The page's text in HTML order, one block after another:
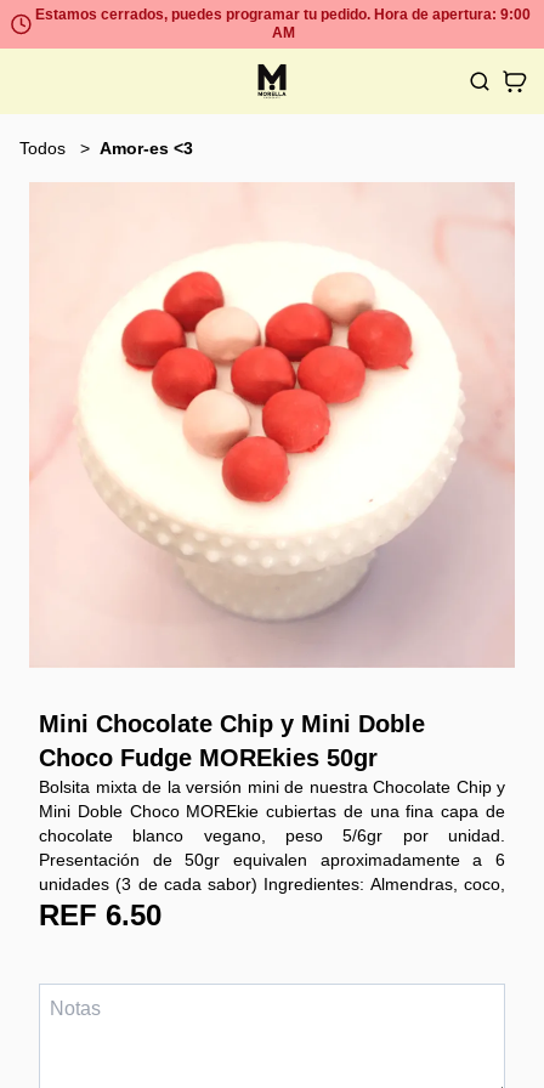
Estamos cerrados, puedes programar tu pedido. Hora de apertura: 9:00
AM
Todos Amor-es <3
Mini Chocolate Chip y Mini Doble
Choco Fudge MOREkies 50gr
Bolsita mixta de la versión mini de nuestra Chocolate Chip y
Mini Doble Choco MOREkie cubiertas de una fina capa de
chocolate blanco vegano, peso 5/6gr por unidad.
Presentación de 50gr equivalen aproximadamente a 6
unidades (3 de cada sabor) Ingredientes: Almendras, coco,
huevos, ghee, chispas de chocolate sin azúcar, manteca de
congeladas.
REF 6.50